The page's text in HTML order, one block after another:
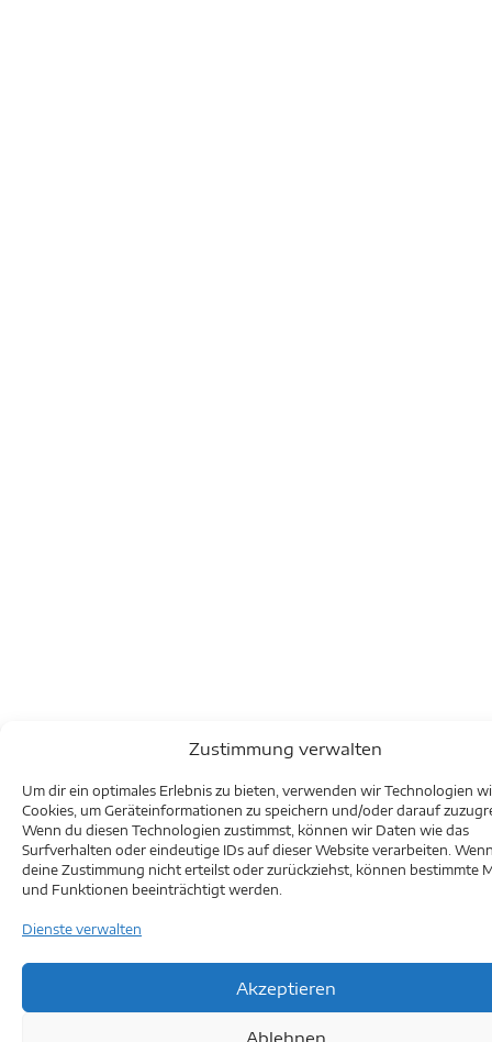
Zustimmung verwalten
Um dir ein optimales Erlebnis zu bieten, verwenden wir Technologien
Cookies, um Geräteinformationen zu speichern und/oder darauf
Wenn du diesen Technologien zustimmst, können wir Daten wie das
Surfverhalten oder eindeutige IDs auf dieser Website verarbeiten.
deine Zustimmung nicht erteilst oder zurückziehst, können bestimmte
und Funktionen beeinträchtigt werden.
Dienste verwalten
Akzeptieren
Ablehnen